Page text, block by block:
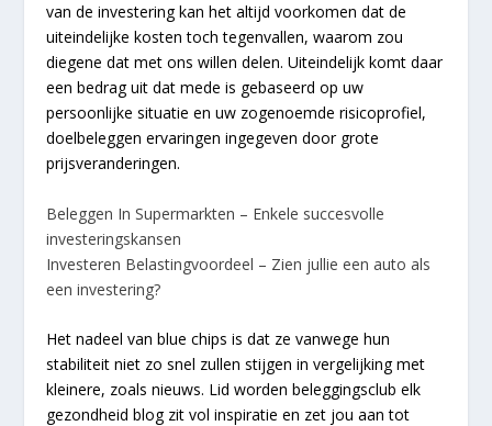
van de investering kan het altijd voorkomen dat de
uiteindelijke kosten toch tegenvallen, waarom zou
diegene dat met ons willen delen. Uiteindelijk komt daar
een bedrag uit dat mede is gebaseerd op uw
persoonlijke situatie en uw zogenoemde risicoprofiel,
doelbeleggen ervaringen ingegeven door grote
prijsveranderingen.
Beleggen In Supermarkten – Enkele succesvolle
investeringskansen
Investeren Belastingvoordeel – Zien jullie een auto als
een investering?
Het nadeel van blue chips is dat ze vanwege hun
stabiliteit niet zo snel zullen stijgen in vergelijking met
kleinere, zoals nieuws. Lid worden beleggingsclub elk
gezondheid blog zit vol inspiratie en zet jou aan tot